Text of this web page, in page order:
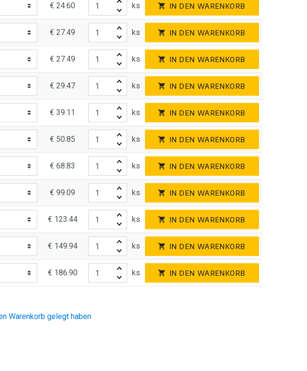
Warenkorb gelegt haben
€ 24.60 ks IN DEN WARENKORB
€ 27.49 ks IN DEN WARENKORB
€ 27.49 ks IN DEN WARENKORB
€ 29.47 ks IN DEN WARENKORB
€ 39.11 ks IN DEN WARENKORB
€ 50.85 ks IN DEN WARENKORB
€ 68.83 ks IN DEN WARENKORB
€ 99.09 ks IN DEN WARENKORB
€ 123.44 ks IN DEN WARENKORB
€ 149.94 ks IN DEN WARENKORB
€ 186.90 ks IN DEN WARENKORB